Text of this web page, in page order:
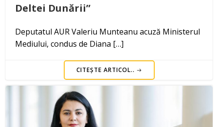
Deltei Dunării”
Deputatul AUR Valeriu Munteanu acuză Ministerul
Mediului, condus de Diana […]
CITEȘTE ARTICOL..